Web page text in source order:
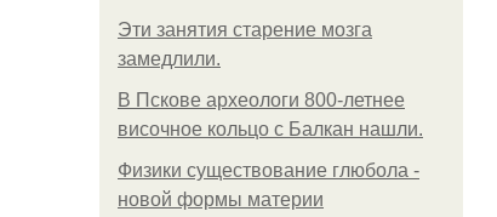
Эти занятия старение мозга
замедлили.
В Пскове археологи 800-летнее
височное кольцо с Балкан нашли.
Физики существование глюбола -
новой формы материи